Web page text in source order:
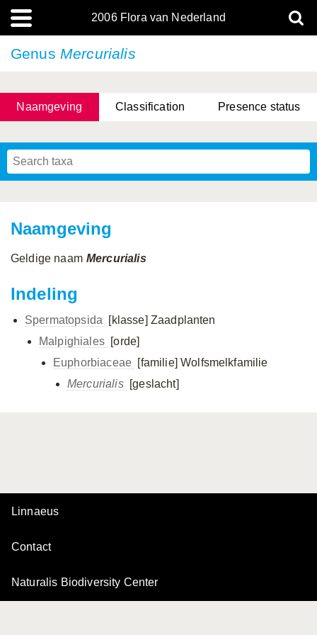
2006 Flora van Nederland
Genus Mercurialis
Naamgeving Classification Presence status
Naamgeving
Geldige naam Mercurialis
Indeling
Spermatopsida [klasse] Zaadplanten
Malpighiales [orde]
Euphorbiaceae [familie] Wolfsmelkfamilie
Mercurialis
[geslacht]
Linnaeus
Contact
Naturalis Biodiversity Center